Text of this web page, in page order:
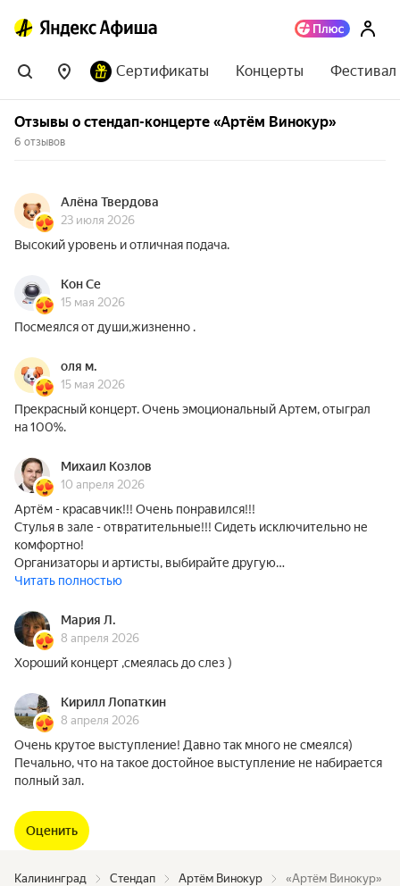
Сертификаты Концерты
Отзывы о стендап-концерте «Артём Винокур»
6 отзывов
Алёна Твердова
23 июля 2026
Высокий уровень и отличная подача.
Кон Се
15 мая 2026
Посмеялся от души,жизненно .
оля м.
15 мая 2026
Прекрасный концерт. Очень эмоциональный Артем, отыграл
на 100%.
Михаил Козлов
10 апреля 2026
Артём - красавчик!!! Очень понравился!!!
Стулья в зале - отвратительные!!! Сидеть исключительно не
комфортно!
Организаторы и артисты, выбирайте другую…
Читать полностью
Мария Л.
8 апреля 2026
Хороший концерт ,смеялась до слез )
Кирилл Лопаткин
8 апреля 2026
Очень крутое выступление! Давно так много не смеялся)
Печально, что на такое достойное выступление не набирается
полный зал.
Оценить
Калининград Стендап Артём Винокур «Артём Винокур»